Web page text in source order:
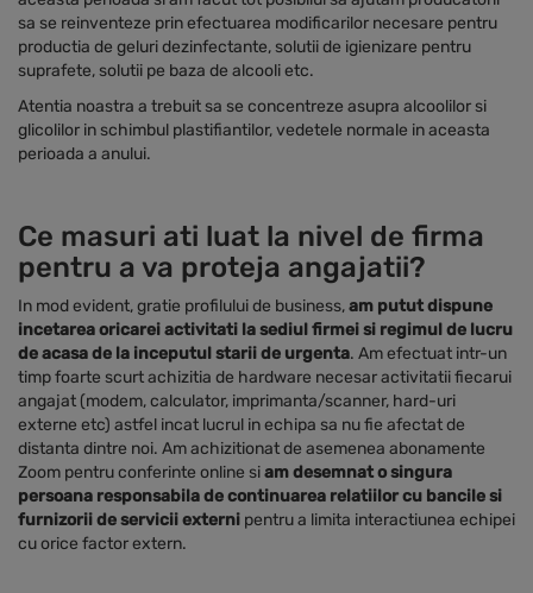
sa se reinventeze prin efectuarea modificarilor necesare pentru
productia de geluri dezinfectante, solutii de igienizare pentru
suprafete, solutii pe baza de alcooli etc.
Atentia noastra a trebuit sa se concentreze asupra alcoolilor si
glicolilor in schimbul plastifiantilor, vedetele normale in aceasta
perioada a anului.
Ce masuri ati luat la nivel de firma
pentru a va proteja angajatii?
In mod evident, gratie profilului de business,am putut dispune
incetarea oricarei activitati la sediul firmei si regimul de lucru
de acasa de la inceputul starii de urgenta. Am efectuat intr-un
timp foarte scurt achizitia de hardware necesar activitatii fiecarui
angajat (modem, calculator, imprimanta/scanner, hard-uri
externe etc) astfel incat lucrul in echipa sa nu fie afectat de
distanta dintre noi. Am achizitionat de asemenea abonamente
Zoom pentru conferinte online siam desemnat o singura
persoana responsabila de continuarea relatiilor cu bancile si
furnizorii de servicii externi pentru a limita interactiunea echipei
cu orice factor extern.